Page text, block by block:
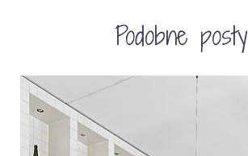
Podobne posty